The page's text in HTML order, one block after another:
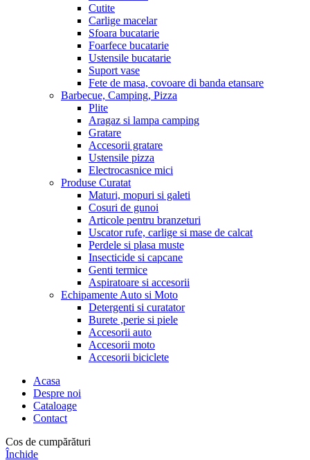
Cutite
Carlige macelar
Sfoara bucatarie
Foarfece bucatarie
Ustensile bucatarie
Suport vase
Fete de masa, covoare di banda etansare
Barbecue, Camping, Pizza
Plite
Aragaz si lampa camping
Gratare
Accesorii gratare
Ustensile pizza
Electrocasnice mici
Produse Curatat
Maturi, mopuri si galeti
Cosuri de gunoi
Articole pentru branzeturi
Uscator rufe, carlige si mase de calcat
Perdele si plasa muste
Insecticide si capcane
Genti termice
Aspiratoare si accesorii
Echipamente Auto si Moto
Detergenti si curatator
Burete ,perie si piele
Accesorii auto
Accesorii moto
Accesorii biciclete
Acasa
Despre noi
Cataloage
Contact
Cos de cumpărături
Închide